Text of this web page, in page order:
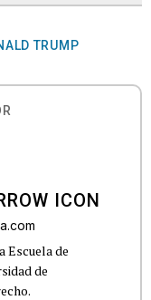
TRUMP
Escuela de
de